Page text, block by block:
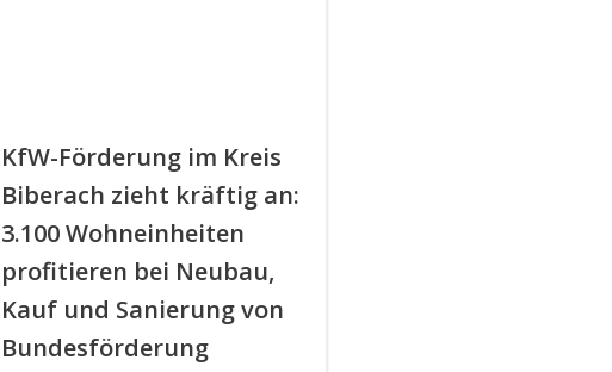
KfW-Förderung im Kreis
Biberach zieht kräftig an:
3.100 Wohneinheiten
profitieren bei Neubau,
Kauf und Sanierung von
Bundesförderung